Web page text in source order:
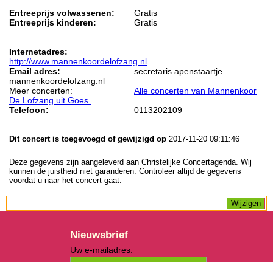
Entreeprijs volwassenen:
Gratis
Entreeprijs kinderen:
Gratis
Internetadres:
http://www.mannenkoordelofzang.nl
Email adres:
secretaris apenstaartje
mannenkoordelofzang.nl
Meer concerten:
Alle concerten van Mannenkoor
De Lofzang uit Goes.
Telefoon:
0113202109
Dit concert is toegevoegd of gewijzigd op 2017-11-20 09:11:46
Deze gegevens zijn aangeleverd aan Christelijke Concertagenda. Wij
kunnen de juistheid niet garanderen: Controleer altijd de gegevens
voordat u naar het concert gaat.
Nieuwsbrief
Uw e-mailadres: